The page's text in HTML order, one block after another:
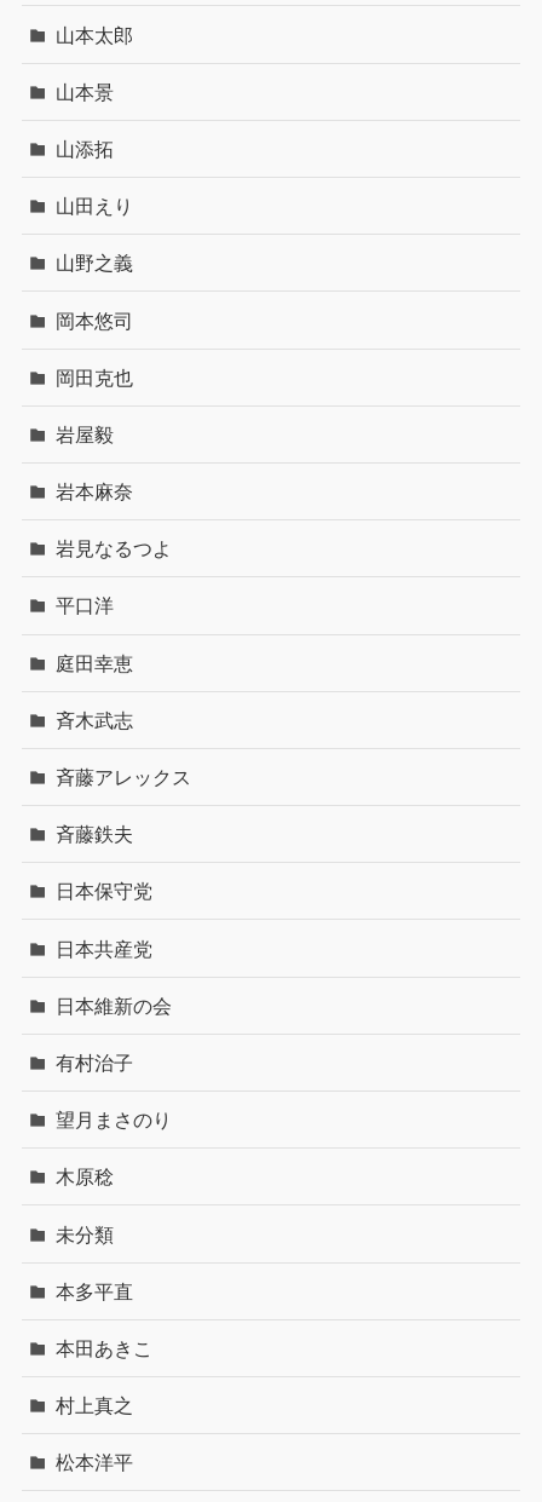
山本太郎
山本景
山添拓
山田えり
山野之義
岡本悠司
岡田克也
岩屋毅
岩本麻奈
岩見なるつよ
平口洋
庭田幸恵
斉木武志
斉藤アレックス
斉藤鉄夫
日本保守党
日本共産党
日本維新の会
有村治子
望月まさのり
木原稔
未分類
本多平直
本田あきこ
村上真之
松本洋平